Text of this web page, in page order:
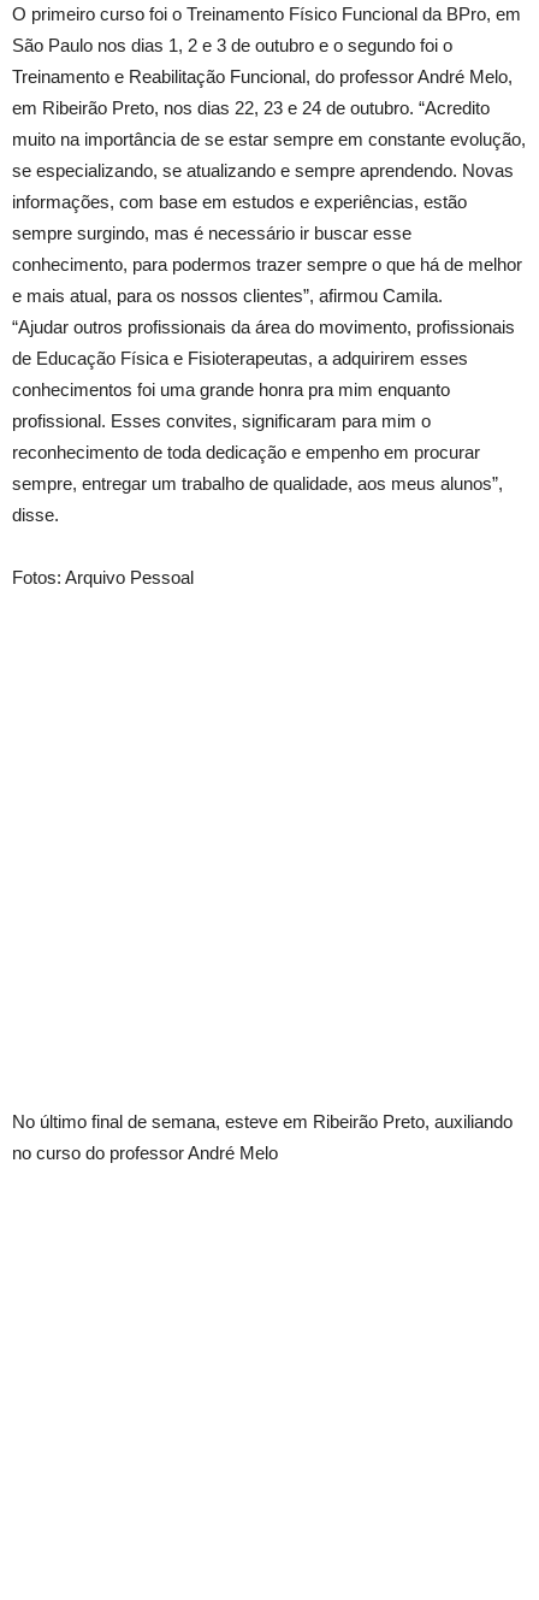
O primeiro curso foi o Treinamento Físico Funcional da BPro, em
São Paulo nos dias 1, 2 e 3 de outubro e o segundo foi o
Treinamento e Reabilitação Funcional, do professor André Melo,
em Ribeirão Preto, nos dias 22, 23 e 24 de outubro. “Acredito
muito na importância de se estar sempre em constante evolução,
se especializando, se atualizando e sempre aprendendo. Novas
informações, com base em estudos e experiências, estão
sempre surgindo, mas é necessário ir buscar esse
conhecimento, para podermos trazer sempre o que há de melhor
e mais atual, para os nossos clientes”, afirmou Camila.
“Ajudar outros profissionais da área do movimento, profissionais
de Educação Física e Fisioterapeutas, a adquirirem esses
conhecimentos foi uma grande honra pra mim enquanto
profissional. Esses convites, significaram para mim o
reconhecimento de toda dedicação e empenho em procurar
sempre, entregar um trabalho de qualidade, aos meus alunos”,
disse.
Fotos: Arquivo Pessoal
No último final de semana, esteve em Ribeirão Preto, auxiliando
no curso do professor André Melo